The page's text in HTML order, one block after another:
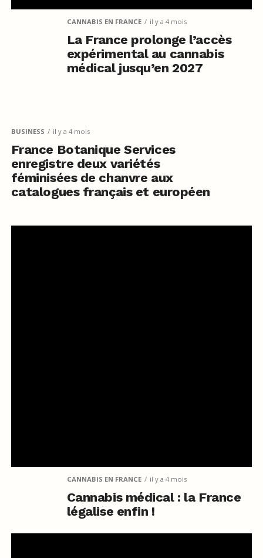
CANNABIS EN FRANCE il y a 4 mois
La France prolonge l’accès
expérimental au cannabis
médical jusqu’en 2027
BUSINESS il y a 4 mois
France Botanique Services
enregistre deux variétés
féminisées de chanvre aux
catalogues français et européen
CANNABIS EN FRANCE il y a 4 mois
Cannabis médical : la France
légalise enfin !